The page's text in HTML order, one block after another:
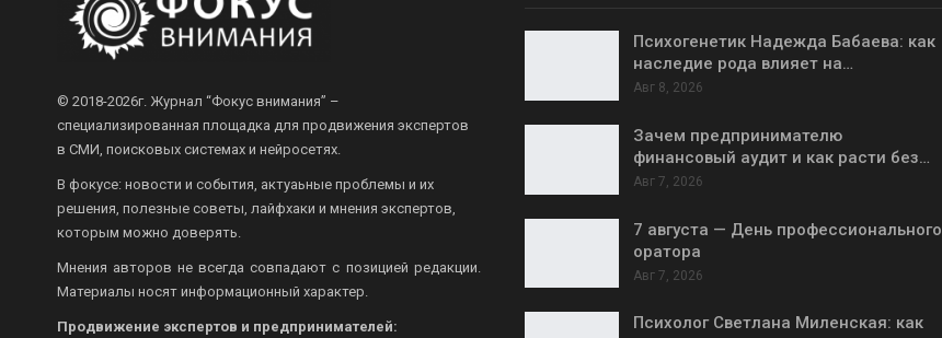
© 2018-2026г. Журнал “Фокус внимания” –
специализированная площадка для продвижения экспертов
в СМИ, поисковых системах и нейросетях.
В фокусе: новости и события, актуаьные проблемы и их
решения, полезные советы, лайфхаки и мнения экспертов,
которым можно доверять.
Мнения авторов не всегда совпадают с позицией редакции.
Материалы носят информационный характер.
Продвижение экспертов и предпринимателей:
Психогенетик Надежда Бабаева: как
наследие рода влияет на…
Авг 8, 2026
Зачем предпринимателю
финансовый аудит и как расти без…
Авг 7, 2026
7 августа — День профессионального
оратора
Авг 7, 2026
Психолог Светлана Миленская: как